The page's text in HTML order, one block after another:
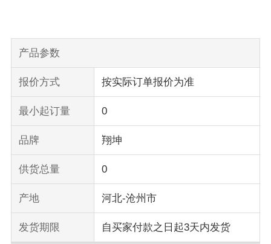
产品参数
报价方式 按实际订单报价为准
最小起订量 0
品牌 翔坤
供货总量 0
产地 河北-沧州市
发货期限 自买家付款之日起3天内发货